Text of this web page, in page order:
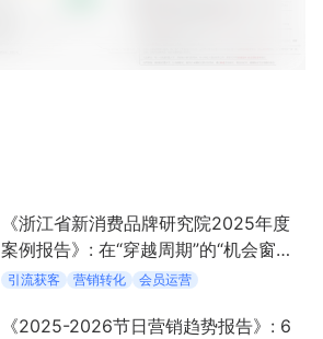
行业报告
《浙江省新消费品牌研究院2025年度
案例报告》: 在“穿越周期”的“机会窗口”
中定义新消费
引流获客 营销转化 会员运营
《2025-2026节日营销趋势报告》: 6